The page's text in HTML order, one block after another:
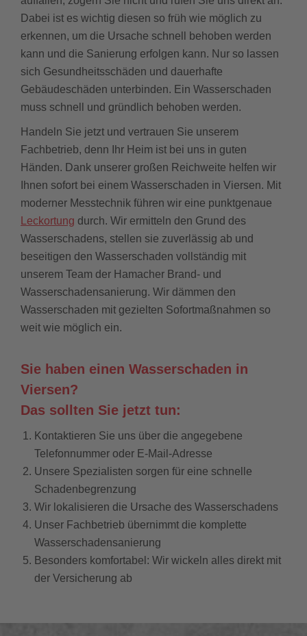
Dabei ist es wichtig diesen so früh wie möglich zu
erkennen, um die Ursache schnell behoben werden
kann und die Sanierung erfolgen kann. Nur so lassen
sich Gesundheitsschäden und dauerhafte
Gebäudeschäden unterbinden. Ein Wasserschaden
muss schnell und gründlich behoben werden.
Handeln Sie jetzt und vertrauen Sie unserem
Fachbetrieb, denn Ihr Heim ist bei uns in guten
Händen. Dank unserer großen Reichweite helfen wir
Ihnen sofort bei einem Wasserschaden in Viersen. Mit
moderner Messtechnik führen wir eine punktgenaue
Leckortung durch. Wir ermitteln den Grund des
Wasserschadens, stellen sie zuverlässig ab und
beseitigen den Wasserschaden vollständig mit
unserem Team der Hamacher Brand- und
Wasserschadensanierung. Wir dämmen den
Wasserschaden mit gezielten Sofortmaßnahmen so
weit wie möglich ein.
Sie haben einen Wasserschaden in
Viersen?
Das sollten Sie jetzt tun:
Kontaktieren Sie uns über die angegebene
Telefonnummer oder E-Mail-Adresse
Unsere Spezialisten sorgen für eine schnelle
Schadenbegrenzung
Wir lokalisieren die Ursache des Wasserschadens
Unser Fachbetrieb übernimmt die komplette
Wasserschadensanierung
Besonders komfortabel: Wir wickeln alles direkt mit
der Versicherung ab